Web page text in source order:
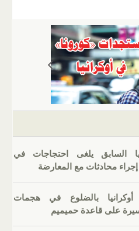
s
A
p
p
السابق يلغى احتجاجات في
إجراء محادثات مع المعارضة
أوكرانيا بالضلوع في هجمات
على قاعدة حميميم